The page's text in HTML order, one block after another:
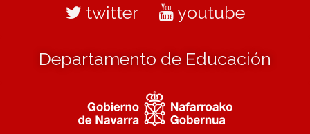
twitter youtube
Departamento de Educación